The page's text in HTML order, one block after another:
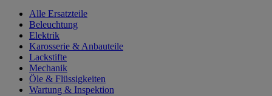
Alle Ersatzteile
Beleuchtung
Elektrik
Karosserie & Anbauteile
Lackstifte
Mechanik
Öle & Flüssigkeiten
Wartung & Inspektion